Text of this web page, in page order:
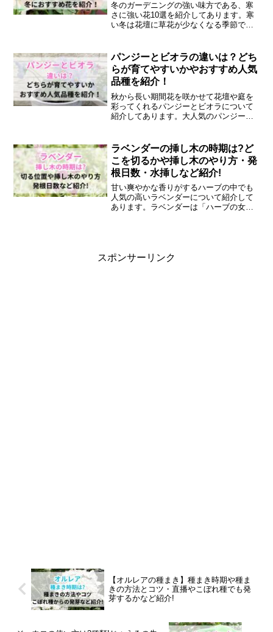
冬のガーデニングの強い味方である、寒
さに強い花10選を紹介してあります。寒
い冬は花壇に草花が少なくなる季節で
い花であれば、寒い冬でも屋外で育てら
れ花も咲かせてくれるでしょう。花壇に
地植えしたり鉢植えしたりできる、寒さ
に強い花10選を紹介します。
パンジーとビオラの違いは？どち
らが育てやすいかやおすすめ人気
品種を紹介！
秋から長い期間花を咲かせて花壇や庭を
彩ってくれるパンジーとビオラについて
紹介してあります。大人気のパンジーと
か、見分け方は何か。気になるパンジー
とビオラの違いは何か、どちらが育てや
すいかやスミレとの違い・花言葉・おす
すめ人気品種など紹介します。
ラベンダーの挿し木の時期は?ど
こを切るかや挿し木のやり方・発
根日数・水挿しなど紹介!
甘い爽やかな香りがするハーブの中でも
人気の高いラベンダーについて紹介して
あります。ラベンダーは「ハーブの女
木の時期やどこを切るか・挿し木のやり
方・発根日数など紹介します。
スポンサーリンク
【オルレアの種まき】種まき時期や種ま
きの方法とコツ・直播やこぼれ種でも発
芽するかなど紹介!